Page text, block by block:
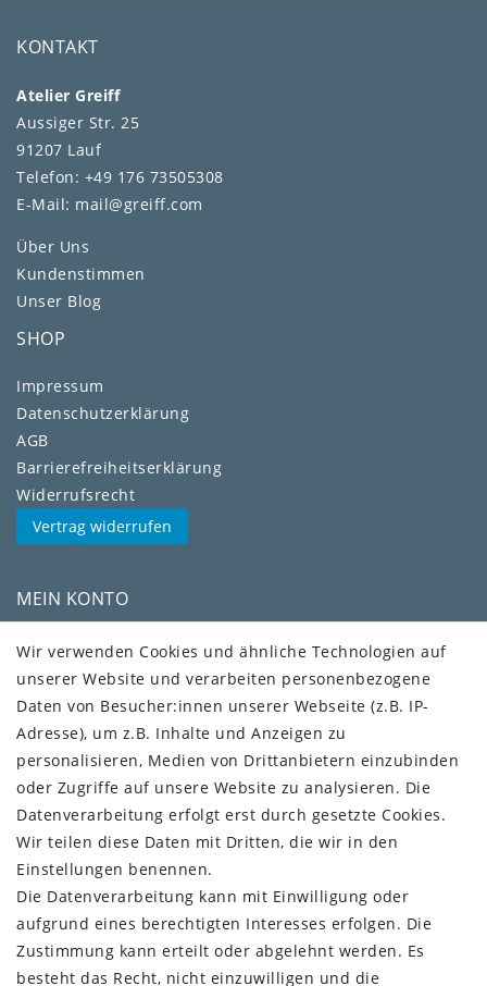
KONTAKT
Atelier Greiff
Aussiger Str. 25
91207 Lauf
Telefon: +49 176 73505308
E-Mail: mail@greiff.com
Über Uns
Kundenstimmen
Unser Blog
SHOP
Impressum
Daten­schutz­erklärung
AGB
Barrierefreiheitserklärung
Widerrufs­recht
Vertrag widerrufen
MEIN KONTO
Kundenkonto
VERSAND + SERVICE
Versandinformationen
Rückgabeinformationen
Zahlungsinformationen
Vorkasse (3% Rabatt)
Paypal
Kauf auf Rechnung (Paypalservice)
Wir verwenden Cookies und ähnliche Technologien auf
unserer Website und verarbeiten personenbezogene
Daten von Besucher:innen unserer Webseite (z.B. IP-
Adresse), um z.B. Inhalte und Anzeigen zu
personalisieren, Medien von Drittanbietern einzubinden
oder Zugriffe auf unsere Website zu analysieren. Die
Datenverarbeitung erfolgt erst durch gesetzte Cookies.
Wir teilen diese Daten mit Dritten, die wir in den
Einstellungen benennen.
Die Datenverarbeitung kann mit Einwilligung oder
aufgrund eines berechtigten Interesses erfolgen. Die
Zustimmung kann erteilt oder abgelehnt werden. Es
besteht das Recht, nicht einzuwilligen und die